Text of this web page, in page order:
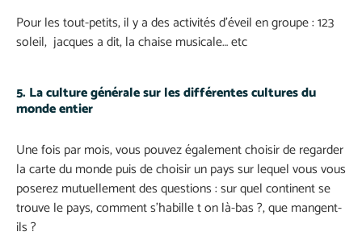
Pour les tout-petits, il y a des activités d’éveil en groupe : 123
soleil, jacques a dit, la chaise musicale… etc
5. La culture générale sur les différentes cultures du
monde entier
Une fois par mois, vous pouvez également choisir de regarder
la carte du monde puis de choisir un pays sur lequel vous vous
poserez mutuellement des questions : sur quel continent se
trouve le pays, comment s’habille t on là-bas ?, que mangent-
ils ?